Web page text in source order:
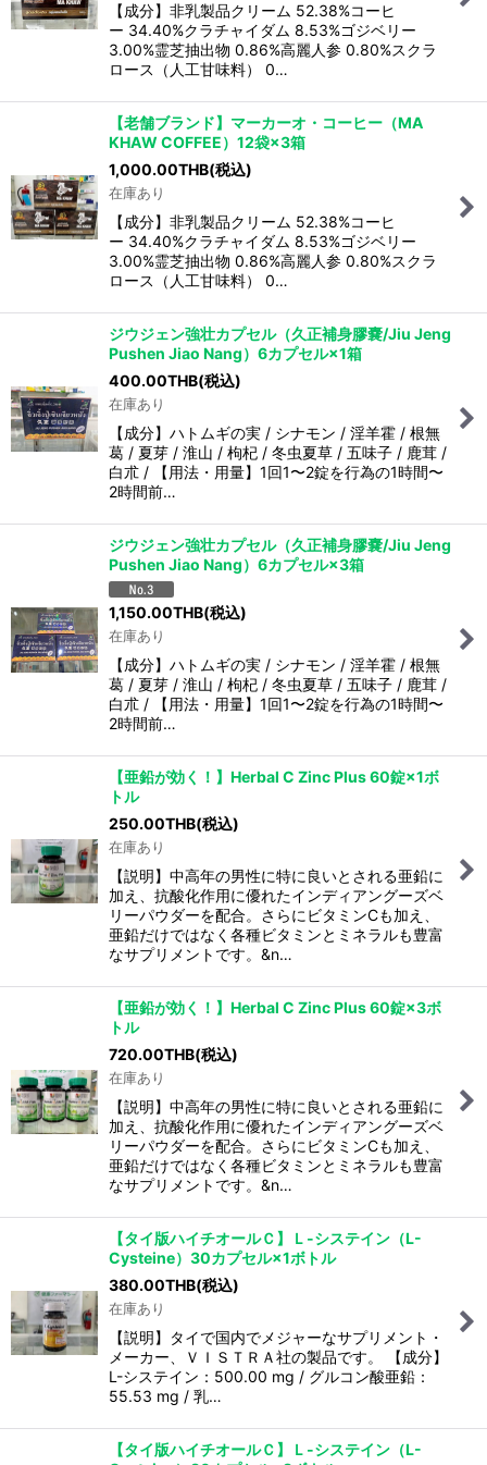
【成分】非乳製品クリーム 52.38%コーヒ
ー 34.40%クラチャイダム 8.53%ゴジベリー
3.00%霊芝抽出物 0.86%高麗人参 0.80%スクラ
ロース（人工甘味料） 0…
【老舗ブランド】マーカーオ・コーヒー（MA
KHAW COFFEE）12袋×3箱
1,000.00THB(税込)
在庫あり
【成分】非乳製品クリーム 52.38%コーヒ
ー 34.40%クラチャイダム 8.53%ゴジベリー
3.00%霊芝抽出物 0.86%高麗人参 0.80%スクラ
ロース（人工甘味料） 0…
ジウジェン強壮カプセル（久正補身膠嚢/Jiu Jeng
Pushen Jiao Nang）6カプセル×1箱
400.00THB(税込)
在庫あり
【成分】ハトムギの実 / シナモン / 淫羊霍 / 根無
葛 / 夏芽 / 淮山 / 枸杞 / 冬虫夏草 / 五味子 / 鹿茸 /
白朮 / 【用法・用量】1回1〜2錠を行為の1時間〜
2時間前…
ジウジェン強壮カプセル（久正補身膠嚢/Jiu Jeng
Pushen Jiao Nang）6カプセル×3箱
1,150.00THB(税込)
在庫あり
【成分】ハトムギの実 / シナモン / 淫羊霍 / 根無
葛 / 夏芽 / 淮山 / 枸杞 / 冬虫夏草 / 五味子 / 鹿茸 /
白朮 / 【用法・用量】1回1〜2錠を行為の1時間〜
2時間前…
【亜鉛が効く！】Herbal C Zinc Plus 60錠×1ボ
トル
250.00THB(税込)
在庫あり
【説明】中高年の男性に特に良いとされる亜鉛に
加え、抗酸化作用に優れたインディアングーズベ
リーパウダーを配合。さらにビタミンCも加え、
亜鉛だけではなく各種ビタミンとミネラルも豊富
なサプリメントです。&n…
【亜鉛が効く！】Herbal C Zinc Plus 60錠×3ボ
トル
720.00THB(税込)
在庫あり
【説明】中高年の男性に特に良いとされる亜鉛に
加え、抗酸化作用に優れたインディアングーズベ
リーパウダーを配合。さらにビタミンCも加え、
亜鉛だけではなく各種ビタミンとミネラルも豊富
なサプリメントです。&n…
【タイ版ハイチオールＣ】Ｌ-システイン（L-
Cysteine）30カプセル×1ボトル
380.00THB(税込)
在庫あり
【説明】タイで国内でメジャーなサプリメント・
メーカー、ＶＩＳＴＲＡ社の製品です。 【成分】
L-システイン：500.00 mg / グルコン酸亜鉛：
55.53 mg / 乳…
【タイ版ハイチオールＣ】Ｌ-システイン（L-